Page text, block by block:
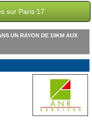
sur Paris 17
UN RAYON DE 10KM AUX